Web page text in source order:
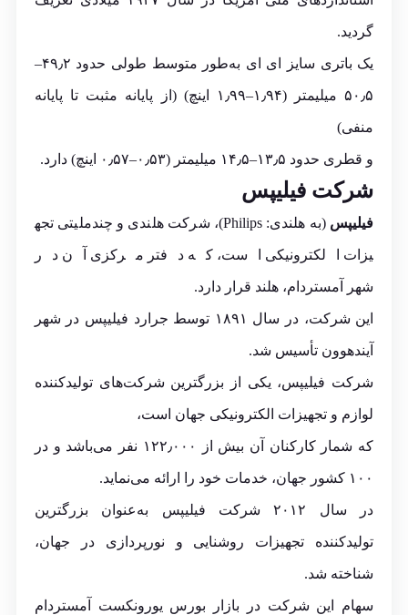
گردید.
یک باتری سایز ای ای به‌طور متوسط طولی حدود ۴۹٫۲–
۵۰٫۵ میلیمتر (۱٫۹۴–۱٫۹۹ اینچ) (از پایانه مثبت تا پایانه
منفی)
و قطری حدود ۱۳٫۵–۱۴٫۵ میلیمتر (۰٫۵۳–۰٫۵۷ اینچ) دارد.
شرکت فیلیپس
فیلیپس (به هلندی:Philips)، شرکت هلندی و چندملیتی تجه
یزات الکترونیکی است، که دفتر مرکزی آن در
شهر آمستردام، هلند قرار دارد.
این شرکت، در سال ۱۸۹۱ توسط جرارد فیلیپس در شهر
آیندهوون تأسیس شد.
شرکت فیلیپس، یکی از بزرگترین شرکت‌های تولیدکننده
لوازم و تجهیزات الکترونیکی جهان است،
که شمار کارکنان آن بیش از ۱۲۲٫۰۰۰ نفر می‌باشد و در
۱۰۰ کشور جهان، خدمات خود را ارائه می‌نماید.
در سال ۲۰۱۲ شرکت فیلیپس به‌عنوان بزرگترین
تولیدکننده تجهیزات روشنایی و نورپردازی در جهان،
شناخته شد.
سهام این شرکت در بازار بورس یورونکست آمستردام